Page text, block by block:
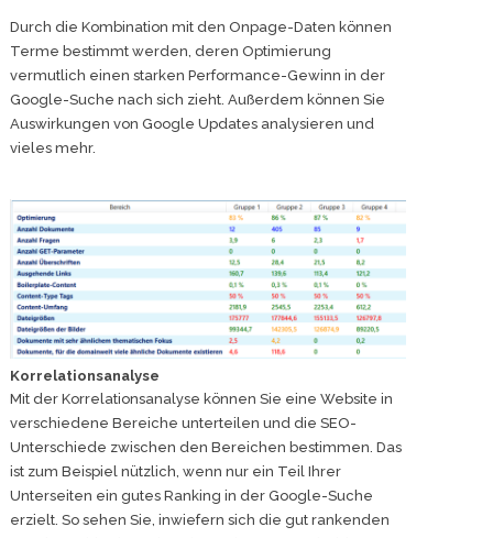
Durch die Kombination mit den Onpage-Daten können
Terme bestimmt werden, deren Optimierung
vermutlich einen starken Performance-Gewinn in der
Google-Suche nach sich zieht. Außerdem können Sie
Auswirkungen von Google Updates analysieren und
vieles mehr.
Korrelationsanalyse
Mit der Korrelationsanalyse können Sie eine Website in
verschiedene Bereiche unterteilen und die SEO-
Unterschiede zwischen den Bereichen bestimmen. Das
ist zum Beispiel nützlich, wenn nur ein Teil Ihrer
Unterseiten ein gutes Ranking in der Google-Suche
erzielt. So sehen Sie, inwiefern sich die gut rankenden